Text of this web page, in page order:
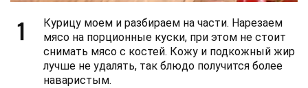
1
Курицу моем и разбираем на части. Нарезаем
мясо на порционные куски, при этом не стоит
снимать мясо с костей. Кожу и подкожный жир
лучше не удалять, так блюдо получится более
наваристым.